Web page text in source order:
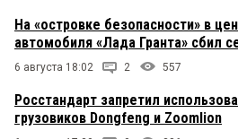
На «островке безопасности» в
автомобиля «Лада Гранта» сбил
6 августа 18:02 2 557
Росстандарт запретил
грузовиков Dongfeng и Zoomlion